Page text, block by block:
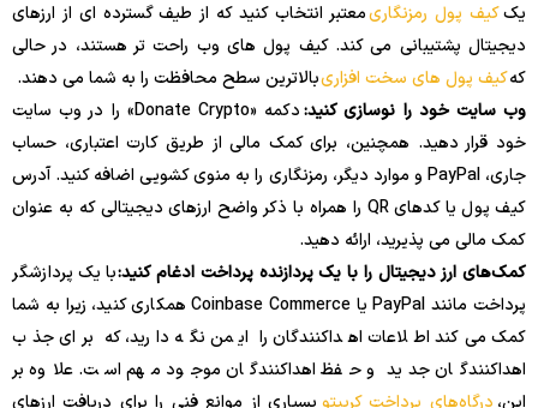
یککیف پول رمزنگاریمعتبر انتخاب کنید که از طیف گسترده ای از ارزهای
دیجیتال پشتیبانی می کند. کیف پول های وب راحت تر هستند، در حالی
کهکیف پول های سخت افزاریبالاترین سطح محافظت را به شما می دهند.
وب سایت خود را نوسازی کنید:
دکمه «Donate Crypto» را در وب سایت
خود قرار دهید. همچنین، برای کمک مالی از طریق کارت اعتباری، حساب
جاری، PayPal و موارد دیگر، رمزنگاری را به منوی کشویی اضافه کنید. آدرس
کیف پول یا کدهای QR را همراه با ذکر واضح ارزهای دیجیتالی که به عنوان
کمک مالی می پذیرید، ارائه دهید.
کمک‌های ارز دیجیتال را با یک پردازنده پرداخت ادغام کنید:با یک پردازشگر
پرداخت مانند PayPal یا Coinbase Commerce همکاری کنید، زیرا به شما
کمک می‌کند اطلاعات اهداکنندگان را ایمن نگه دارید، که برای جذب
اهداکنندگان جدید و حفظ اهداکنندگان موجود مهم است. علاوه بر
این، درگاه‌های پرداخت کریپتو بسیاری از موانع فنی را برای دریافت ارزهای